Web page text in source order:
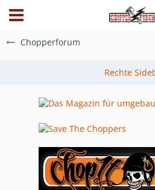
Chopperforum